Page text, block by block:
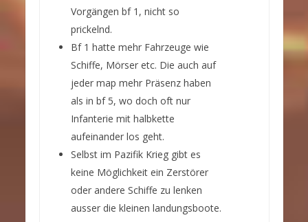
Vorgängen bf 1, nicht so
prickelnd.
Bf 1 hatte mehr Fahrzeuge wie
Schiffe, Mörser etc. Die auch auf
jeder map mehr Präsenz haben
als in bf 5, wo doch oft nur
Infanterie mit halbkette
aufeinander los geht.
Selbst im Pazifik Krieg gibt es
keine Möglichkeit ein Zerstörer
oder andere Schiffe zu lenken
ausser die kleinen landungsboote.